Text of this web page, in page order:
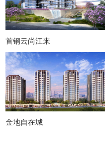
首钢云尚江来
金地自在城